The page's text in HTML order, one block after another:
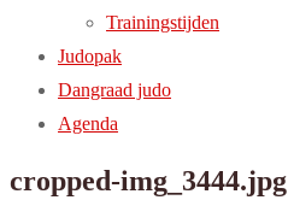
Trainingstijden
Judopak
Dangraad judo
Agenda
cropped-img_3444.jpg